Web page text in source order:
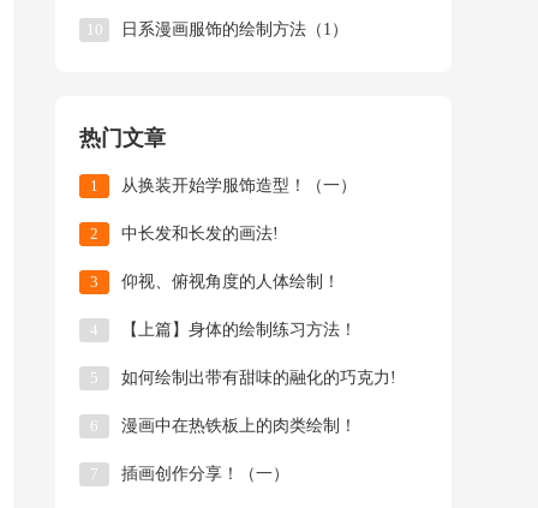
10 日系漫画服饰的绘制方法（1）
热门文章
1 从换装开始学服饰造型！（一）
2 中长发和长发的画法!
3 仰视、俯视角度的人体绘制！
4 【上篇】身体的绘制练习方法！
5 如何绘制出带有甜味的融化的巧克力!
6 漫画中在热铁板上的肉类绘制！
7 插画创作分享！（一）